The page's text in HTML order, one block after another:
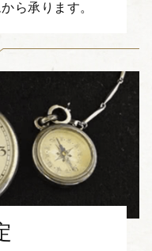
ら承ります。